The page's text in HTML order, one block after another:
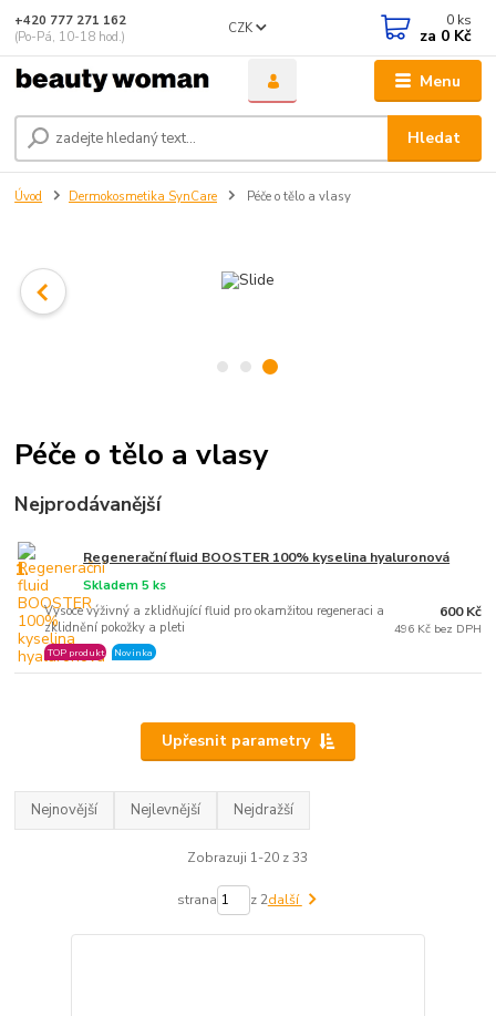
Menu
CZK
Hledat
+420 777 271 162
(Po-Pá, 10-18 hod.)
0 ks
za 0 Kč
Úvod Dermokosmetika SynCare Péče o tělo a vlasy
Péče o tělo a vlasy
Nejprodávanější
1. Regenerační fluid BOOSTER 100% kyselina hyaluronová
Vysoce výživný a zklidňující fluid pro okamžitou regeneraci a
zklidnění pokožky a pleti
Skladem 5 ks
TOP produkt Novinka
600 Kč
496 Kč bez DPH
Upřesnit parametry
Nejnovější Nejlevnější Nejdražší
Zobrazuji 1-20 z 33
strana z 2další